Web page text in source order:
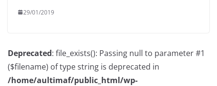
29/01/2019
Deprecated: file_exists(): Passing null to parameter #1
($filename) of type string is deprecated in
/home/aultimaf/public_html/wp-